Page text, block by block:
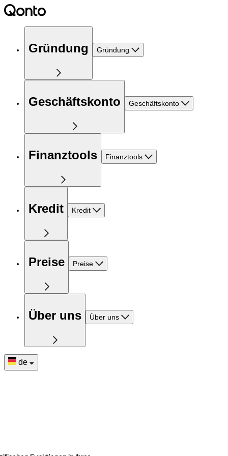
Gründung Gründung
Geschäftskonto Geschäftskonto
Finanztools Finanztools
Kredit Kredit
Preise Preise
Über uns Über uns
de